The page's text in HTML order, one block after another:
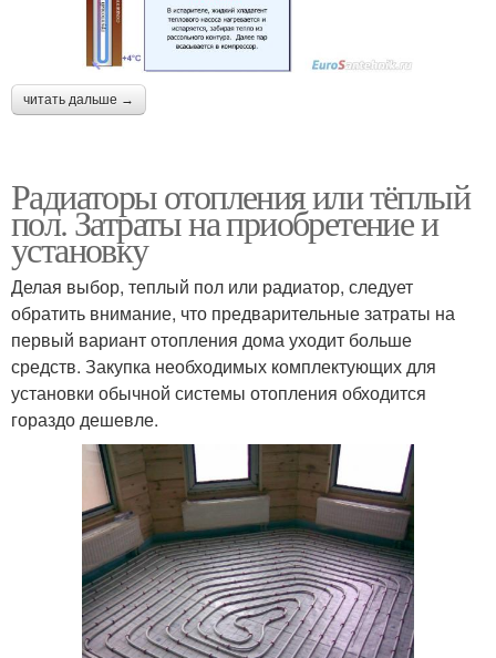
читать дальше →
Радиаторы отопления или тёплый
пол. Затраты на приобретение и
установку
Делая выбор, теплый пол или радиатор, следует
обратить внимание, что предварительные затраты на
первый вариант отопления дома уходит больше
средств. Закупка необходимых комплектующих для
установки обычной системы отопления обходится
гораздо дешевле.